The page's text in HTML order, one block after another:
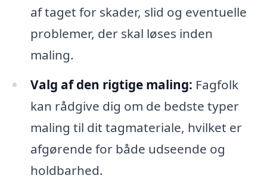
af taget for skader, slid og eventuelle
problemer, der skal løses inden
maling.
Valg af den rigtige maling: Fagfolk
kan rådgive dig om de bedste typer
maling til dit tagmateriale, hvilket er
afgørende for både udseende og
holdbarhed.